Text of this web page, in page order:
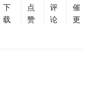
下
载
点
赞
评
论
催
更